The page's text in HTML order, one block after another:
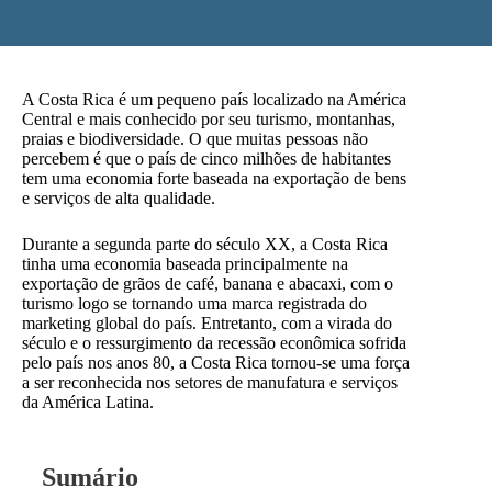
A Costa Rica é um pequeno país localizado na América
Central e mais conhecido por seu turismo, montanhas,
praias e biodiversidade. O que muitas pessoas não
percebem é que o país de cinco milhões de habitantes
tem uma economia forte baseada na exportação de bens
e serviços de alta qualidade.
Durante a segunda parte do século XX, a Costa Rica
tinha uma economia baseada principalmente na
exportação de grãos de café, banana e abacaxi, com o
turismo logo se tornando uma marca registrada do
marketing global do país. Entretanto, com a virada do
século e o ressurgimento da recessão econômica sofrida
pelo país nos anos 80, a Costa Rica tornou-se uma força
a ser reconhecida nos setores de manufatura e serviços
da América Latina.
Sumário